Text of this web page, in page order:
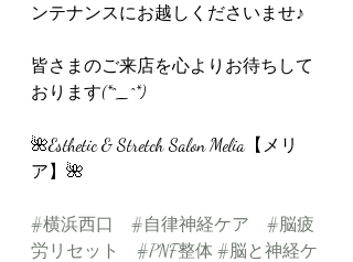
ンテナンスにお越しくださいませ♪
皆さまのご来店を心よりお待ちして
おります(*^_^*)
🌺Esthetic & Stretch Salon Melia【メリ
ア】🌺
#横浜西口 #自律神経ケア
#脳疲
労リセット
#PNF整体 #脳と神経ケ